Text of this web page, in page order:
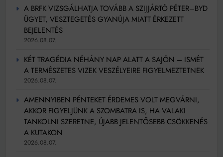
A BRFK VIZSGÁLHATJA TOVÁBB A SZIJJÁRTÓ PÉTER–BYD
ÜGYET, VESZTEGETÉS GYANÚJA MIATT ÉRKEZETT
BEJELENTÉS
2026.08.07.
KÉT TRAGÉDIA NÉHÁNY NAP ALATT A SAJÓN – ISMÉT
A TERMÉSZETES VIZEK VESZÉLYEIRE FIGYELMEZTETNEK
2026.08.07.
AMENNYIBEN PÉNTEKET ÉRDEMES VOLT MEGVÁRNI,
AKKOR FIGYELJÜNK A SZOMBATRA IS, HA VALAKI
TANKOLNI SZERETNE, ÚJABB JELENTŐSEBB CSÖKKENÉS
A KUTAKON
2026.08.07.